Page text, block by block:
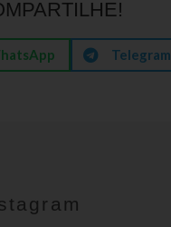
Telegram